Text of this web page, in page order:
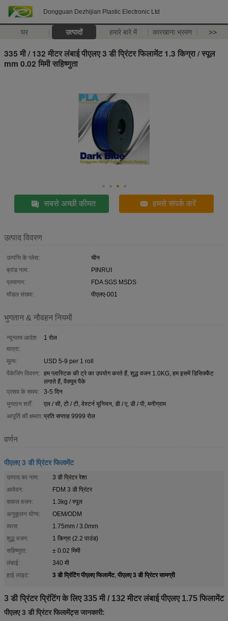
Dongguan Dezhijian Plastic Electronic Ltd
घर उत्पादों हमारे बारे में कारखाना भ्रमण >>
335 मी / 132 मीटर लंबाई पीएलए 3 डी प्रिंटर फिलामेंट 1.3 किग्रा / स्पूल
mm 0.02 मिमी सहिष्णुता
सबसे अच्छी कीमत हमसे संपर्क करें
उत्पाद विवरण
उत्पत्ति के प्लेस:
चीन
ब्रांड नाम:
PINRUI
प्रमाणन:
FDA SGS MSDS
मॉडल संख्या:
पीएलए-001
भुगतान & नौवहन नियमों
न्यूनतम आदेश
मात्रा:
1 रोल
मूल्य:
USD 5-9 per 1 roll
पैकेजिंग विवरण:
हम प्लास्टिक की ट्रे का उपयोग करते हैं, शुद्ध वजन 1.0KG, हम इसमें डिसिक्कैंट
लगाते हैं, वैक्यूम पैके
प्रसव के समय:
3-5 दिन
भुगतान शर्तें:
एल / सी, टी / टी, वेस्टर्न यूनियन, डी / ए, डी / पी, मनीग्राम
आपूर्ति की क्षमता: प्रति सप्ताह 9999 रोल
वर्णन
पीएलए 3 डी प्रिंटर फिलामेंट
उत्पाद का नाम:
3 डी प्रिंटर रेशा
आवेदन:
FDM 3 डी प्रिंटर
सकल वजन:
1.3kg / स्पूल
अनुकूलन योग्य:
OEM/ODM
व्यास:
1.75mm / 3.0mm
शुद्ध वजन:
1 किग्रा (2.2 पाउंड)
सहिष्णुता:
± 0.02 मिमी
लंबाई:
340 मी
हाई लाइट:
3 डी प्रिंटिंग पीएलए फिलामेंट, पीएलए 3 डी प्रिंटर सामग्री
3 डी प्रिंटर प्रिंटिंग के लिए 335 मी / 132 मीटर लंबाई पीएलए 1.75 फिलामेंट
पीएलए 3 डी प्रिंटर फिलामेंट्स जानकारी: